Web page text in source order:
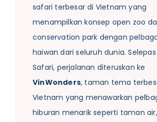
safari terbesar di Vietnam yang
menampilkan konsep open zoo
conservation park dengan
haiwan dari seluruh dunia.
Safari, perjalanan diteruskan ke
VinWonders, taman tema
Vietnam yang menawarkan
hiburan menarik seperti taman